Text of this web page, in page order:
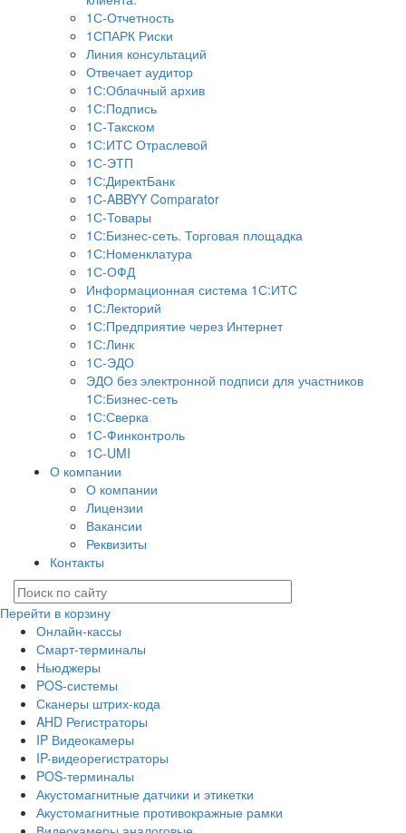
1С-Отчетность
1СПАРК Риски
Линия консультаций
Отвечает аудитор
1С:Облачный архив
1С:Подпись
1С-Такском
1С:ИТС Отраслевой
1С-ЭТП
1С:ДиректБанк
1C-ABBYY Comparator
1С-Товары
1С:Бизнес-сеть. Торговая площадка
1С:Номенклатура
1С-ОФД
Информационная система 1С:ИТС
1С:Лекторий
1С:Предприятие через Интернет
1С:Линк
1С-ЭДО
ЭДО без электронной подписи для участников
1С:Бизнес-сеть
1С:Сверка
1С-Финконтроль
1C-UMI
О компании
О компании
Лицензии
Вакансии
Реквизиты
Контакты
Перейти в корзину
Онлайн-кассы
Смарт-терминалы
Ньюджеры
POS-системы
Сканеры штрих-кода
AHD Регистраторы
IP Видеокамеры
IP-видеорегистраторы
POS-терминалы
Акустомагнитные датчики и этикетки
Акустомагнитные противокражные рамки